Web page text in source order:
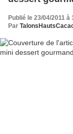
Publié le 23/04/2011 à
Par